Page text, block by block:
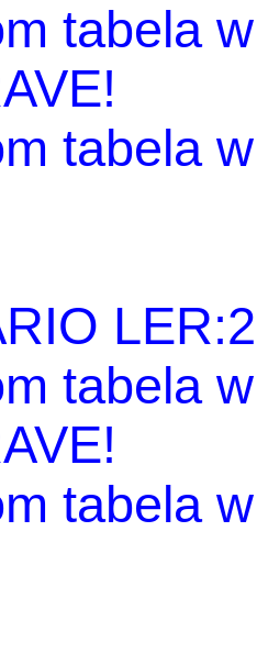
tabela
tabela
tabela
tabela